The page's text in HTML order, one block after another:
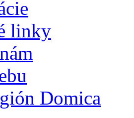
linky
Domica